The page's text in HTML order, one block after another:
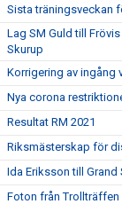
Sista träningsveckan
Lag SM Guld till
Skurup
Korrigering av ingång
Nya corona
Resultat RM 2021
Riksmästerskap för
Ida Eriksson till Grand
Foton från Trollträffen